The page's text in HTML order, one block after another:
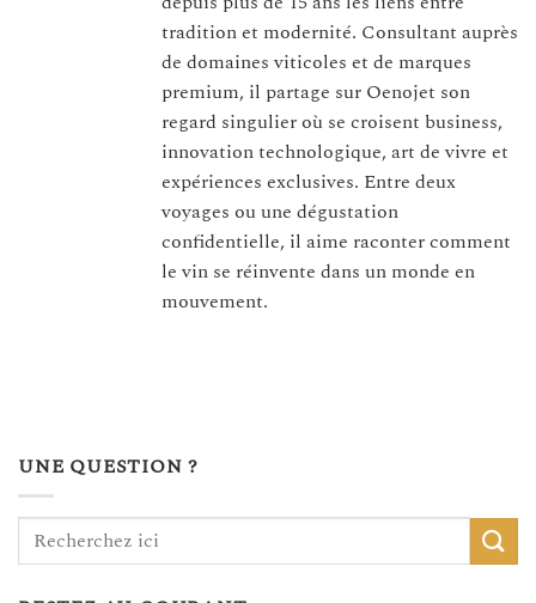
tradition et modernité. Consultant auprès
de domaines viticoles et de marques
premium, il partage sur Oenojet son
regard singulier où se croisent business,
innovation technologique, art de vivre et
expériences exclusives. Entre deux
voyages ou une dégustation
confidentielle, il aime raconter comment
le vin se réinvente dans un monde en
mouvement.
UNE QUESTION ?